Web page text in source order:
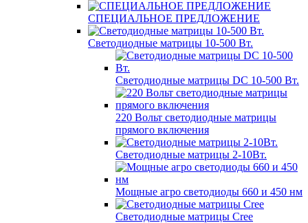
СПЕЦИАЛЬНОЕ ПРЕДЛОЖЕНИЕ
Светодиодные матрицы 10-500 Вт.
Светодиодные матрицы DC 10-500 Вт.
220 Вольт cветодиодные матрицы
прямого включения
Светодиодные матрицы 2-10Вт.
Мощные агро светодиоды 660 и 450 нм
Светодиодные матрицы Cree